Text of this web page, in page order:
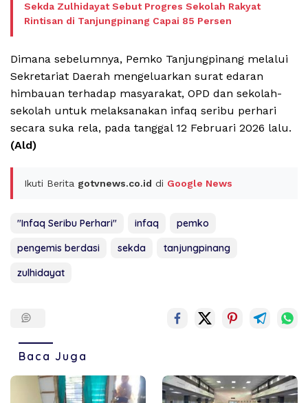
Sekda Zulhidayat Sebut Progres Sekolah Rakyat
Rintisan di Tanjungpinang Capai 85 Persen
Dimana sebelumnya, Pemko Tanjungpinang melalui
Sekretariat Daerah mengeluarkan surat edaran
himbauan terhadap masyarakat, OPD dan sekolah-
sekolah untuk melaksanakan infaq seribu perhari
secara suka rela, pada tanggal 12 Februari 2026 lalu.
(Ald)
Ikuti Berita gotvnews.co.id di Google News
"Infaq Seribu Perhari" infaq
pemko
pengemis berdasi
sekda
tanjungpinang
zulhidayat
Baca Juga